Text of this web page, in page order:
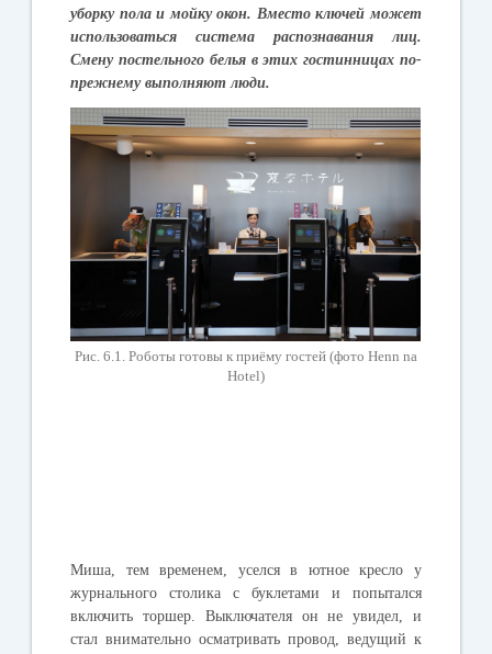
уборку пола и мойку окон. Вместо ключей может
использоваться
система распознавания лиц.
Смену постельного белья в этих гостинницах по-
прежнему выполняют люди.
Рис. 6.1. Роботы готовы к приёму гостей (фото Henn na
Hotel)
Миша тем временем уселся в ютное кресло
у
журнального
столика с буклетами и
попытался
включить торшер. Выключателя он не увидел
и
стал внимательно осматривать провод ведущий к